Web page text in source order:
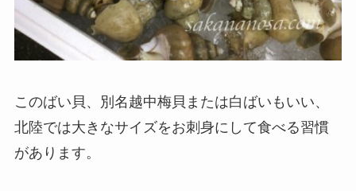
このばい貝、別名越中梅貝または白ばいもいい、
北陸では大きなサイズをお刺身にして食べる習慣
があります。